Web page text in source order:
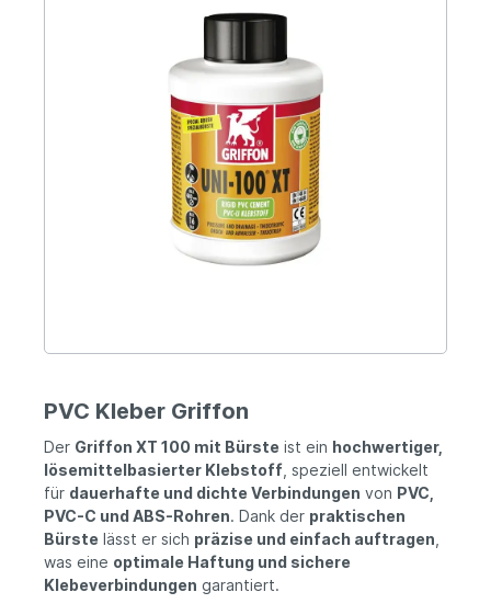
PVC Kleber Griffon
Der Griffon XT 100 mit Bürste ist ein hochwertiger,
lösemittelbasierter Klebstoff, speziell entwickelt
für dauerhafte und dichte Verbindungen von PVC,
PVC-C und ABS-Rohren. Dank der praktischen
Bürste lässt er sich präzise und einfach auftragen,
was eine optimale Haftung und sichere
Klebeverbindungen garantiert.